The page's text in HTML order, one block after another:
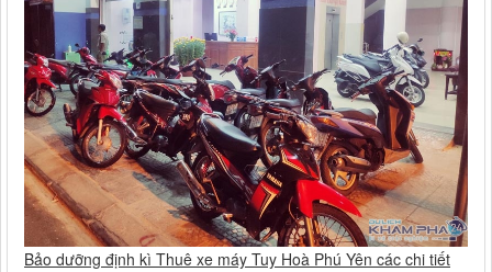
Bảo dưỡng định kì Thuê xe máy Tuy Hoà Phú Yên các chi tiết